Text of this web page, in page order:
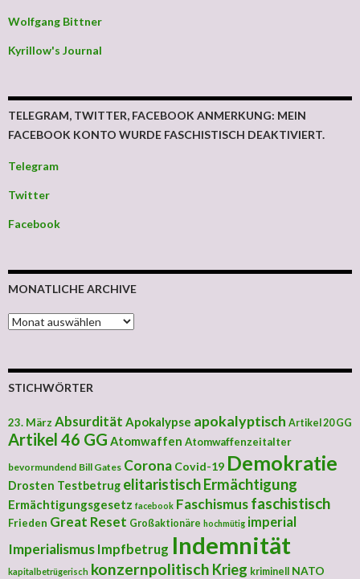
Wolfgang Bittner
Kyrillow's Journal
TELEGRAM, TWITTER, FACEBOOK ANMERKUNG: MEIN
FACEBOOK KONTO WURDE FASCHISTISCH DEAKTIVIERT.
Telegram
Twitter
Facebook
MONATLICHE ARCHIVE
MONATLICHE ARCHIVE
STICHWÖRTER
23. März Absurdität Apokalypse apokalyptisch Artikel 20 GG
Artikel 46 GG Atomwaffen Atomwaffenzeitalter
bevormundend Bill Gates Corona Covid-19 Demokratie
Drosten Testbetrug elitaristischErmächtigung
Ermächtigungsgesetz facebook Faschismusfaschistisch
Frieden Great Reset Großaktionäre hochmütig imperial
Imperialismus Impfbetrug Indemnität
kapitalbetrügerisch konzernpolitisch Krieg kriminell
NATO